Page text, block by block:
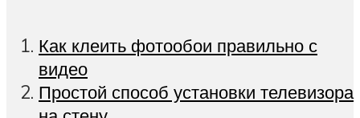
Как клеить фотообои правильно с
видео
Простой способ установки телевизора